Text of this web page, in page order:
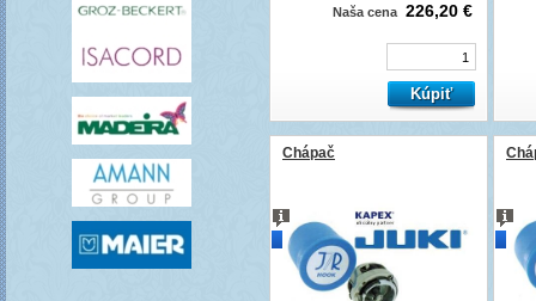
Naša cena 226,20 €
Chápač
novinka